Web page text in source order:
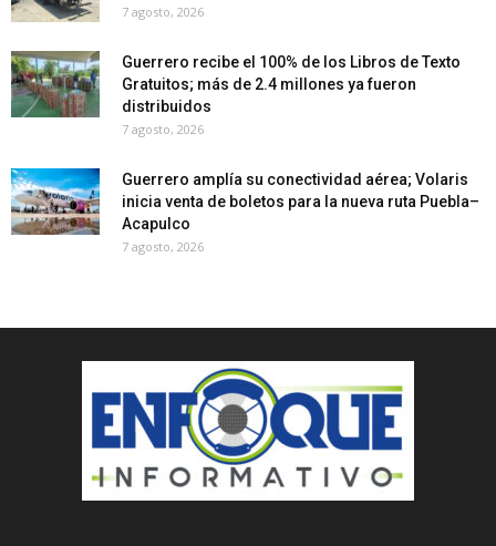
7 agosto, 2026
Guerrero recibe el 100% de los Libros de Texto
Gratuitos; más de 2.4 millones ya fueron
distribuidos
7 agosto, 2026
Guerrero amplía su conectividad aérea; Volaris
inicia venta de boletos para la nueva ruta Puebla–
Acapulco
7 agosto, 2026